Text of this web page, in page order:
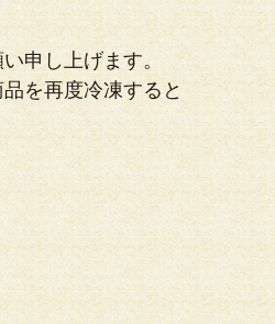
申し上げます。
を再度冷凍すると